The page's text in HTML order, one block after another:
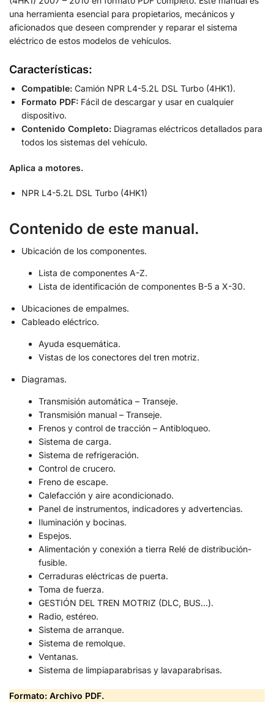
una herramienta esencial para propietarios, mecánicos y
aficionados que deseen comprender y reparar el sistema
eléctrico de estos modelos de vehículos.
Características:
Compatible: Camión NPR L4-5.2L DSL Turbo (4HK1).
Formato PDF: Fácil de descargar y usar en cualquier
dispositivo.
Contenido Completo: Diagramas eléctricos detallados para
todos los sistemas del vehículo.
Aplica a motores.
NPR L4-5.2L DSL Turbo (4HK1)
Contenido de este manual.
Ubicación de los componentes.
Lista de componentes A-Z.
Lista de identificación de componentes B-5 a X-30.
Ubicaciones de empalmes.
Cableado eléctrico.
Ayuda esquemática.
Vistas de los conectores del tren motriz.
Diagramas.
Transmisión automática – Transeje.
Transmisión manual – Transeje.
Frenos y control de tracción – Antibloqueo.
Sistema de carga.
Sistema de refrigeración.
Control de crucero.
Freno de escape.
Calefacción y aire acondicionado.
Panel de instrumentos, indicadores y advertencias.
Iluminación y bocinas.
Espejos.
Alimentación y conexión a tierra Relé de distribución-
fusible.
Cerraduras eléctricas de puerta.
Toma de fuerza.
GESTIÓN DEL TREN MOTRIZ (DLC, BUS…).
Radio, estéreo.
Sistema de arranque.
Sistema de remolque.
Ventanas.
Sistema de limpiaparabrisas y lavaparabrisas.
Formato: Archivo PDF.